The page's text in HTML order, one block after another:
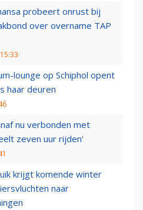
probeert onrust bij
over overname TAP
lounge op Schiphol opent
haar deuren
nu verbonden met
zeven uur rijden'
krijgt komende winter
naar